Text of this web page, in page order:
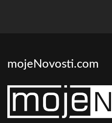
mojeNovosti.com